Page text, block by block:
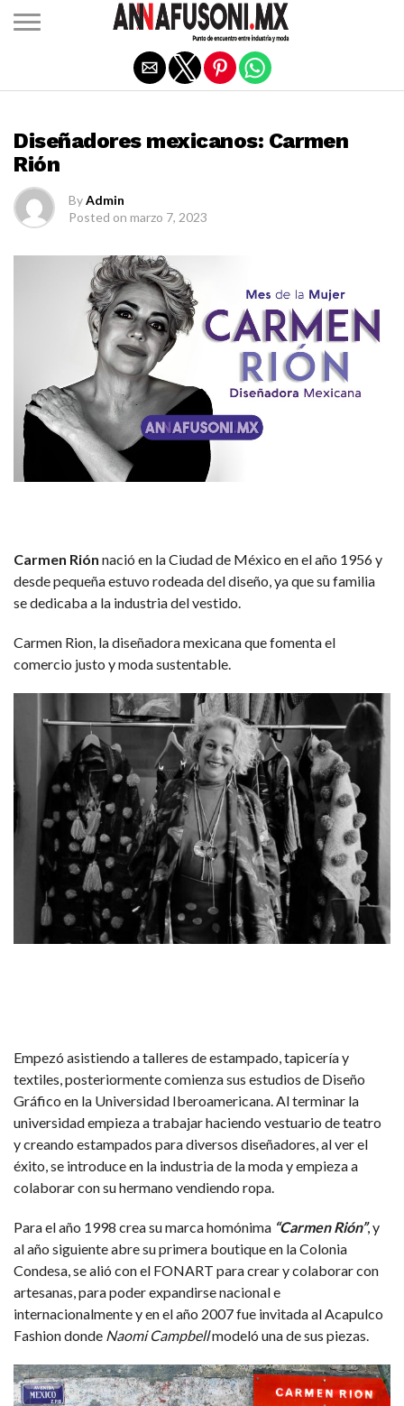
Diseñadores mexicanos: Carmen
Rión
ByAdmin
Posted on marzo 7, 2023
Carmen Rión nació en la Ciudad de México en el año 1956 y
desde pequeña estuvo rodeada del diseño, ya que su familia
se dedicaba a la industria del vestido.
Carmen Rion, la diseñadora mexicana que fomenta el
comercio justo y moda sustentable.
Empezó asistiendo a talleres de estampado, tapicería y
textiles, posteriormente comienza sus estudios de Diseño
Gráfico en la Universidad Iberoamericana. Al terminar la
universidad empieza a trabajar haciendo vestuario de teatro
y creando estampados para diversos diseñadores, al ver el
éxito, se introduce en la industria de la moda y empieza a
colaborar con su hermano vendiendo ropa.
Para el año 1998 crea su marca homónima “Carmen Rión”, y
al año siguiente abre su primera boutique en la Colonia
Condesa, se alió con el FONART para crear y colaborar con
artesanas, para poder expandirse nacional e
internacionalmente y en el año 2007 fue invitada al Acapulco
Fashion donde Naomi Campbellmodeló una de sus piezas.
Salir de la versión móvil